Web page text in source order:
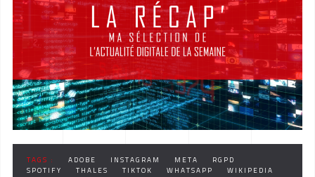
TAGS : ADOBE INSTAGRAM META
RGPD
SPOTIFY
THALES TIKTOK WHATSAPP WIKIPEDIA